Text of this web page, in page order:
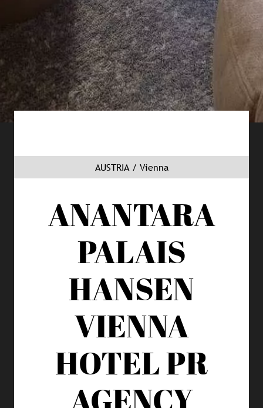
AUSTRIA / Vienna
ANANTARA
PALAIS
HANSEN
VIENNA
HOTELPR
AGENCY